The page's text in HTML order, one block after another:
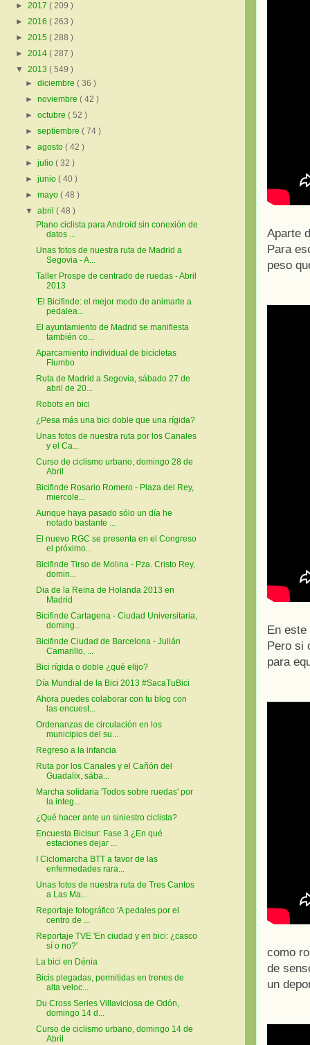
Aparte
Para
peso
En
Pero si
para
como
de
un
► 2017 ( 209 )
► 2016 ( 263 )
► 2015 ( 288 )
► 2014 ( 287 )
▼ 2013 ( 549 )
►diciembre( 36 )
►noviembre( 42 )
►octubre( 52 )
►septiembre( 74 )
►agosto( 42 )
►julio( 32 )
►junio( 40 )
►mayo( 48 )
▼abril( 48 )
Plano ciclista para Android sin conexión de
datos ...
Unas fotos de nuestra ruta de Madrid a
Segovia - A...
Taller Prospe de centrado de ruedas - Abril
2013
'El Bicifinde: el mejor modo de animarte a
pedalea...
El ayuntamiento de Madrid se manifiesta
también co...
Aparcamiento individual de bicicletas
Flumbo
Ruta de Madrid a Segovia, sábado 27 de
abril de 20...
Robots en bici
¿Pesa más una bici doble que una rígida?
Unas fotos de nuestra ruta por los Canales
y el Ca...
Curso de ciclismo urbano, domingo 28 de
Abril
Bicifinde Rosario Romero - Plaza del Rey,
miercole...
Aunque haya pasado sólo un día he
notado bastante ...
El nuevo RGC se presenta en el Congreso
el próximo...
Bicifinde Tirso de Molina - Pza. Cristo Rey,
domin...
Dia de la Reina de Holanda 2013 en
Madrid
Bicifinde Cartagena - Ciudad Universitaria,
doming...
Bicifinde Ciudad de Barcelona - Julián
Camarillo, ...
Bici rígida o doble ¿qué elijo?
Día Mundial de la Bici 2013 #SacaTuBici
Ahora puedes colaborar con tu blog con
las encuest...
Ordenanzas de circulación en los
municipios del su...
Regreso a la infancia
Ruta por los Canales y el Cañón del
Guadalix, sába...
Marcha solidaria 'Todos sobre ruedas' por
la integ...
¿Qué hacer ante un siniestro ciclista?
Encuesta Bicisur: Fase 3 ¿En qué
estaciones dejar ...
I Ciclomarcha BTT a favor de las
enfermedades rara...
Unas fotos de nuestra ruta de Tres Cantos
a Las Ma...
Reportaje fotográfico 'A pedales por el
centro de ...
Reportaje TVE 'En ciudad y en bici: ¿casco
sí o no?'
La bici en Dénia
Bicis plegadas, permitidas en trenes de
alta veloc...
Du Cross Series Villaviciosa de Odón,
domingo 14 d...
Curso de ciclismo urbano, domingo 14 de
Abril